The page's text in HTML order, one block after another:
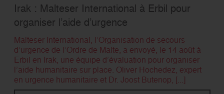
Irak : Malteser International à Erbil pour
organiser l’aide d’urgence
Malteser International, l’Organisation de secours
d’urgence de l’Ordre de Malte, a envoyé, le 14 août à
Erbil en Irak, une équipe d’évaluation pour organiser
l’aide humanitaire sur place. Oliver Hochedez, expert
en urgence humanitaire et Dr. Joost Butenop, [...]